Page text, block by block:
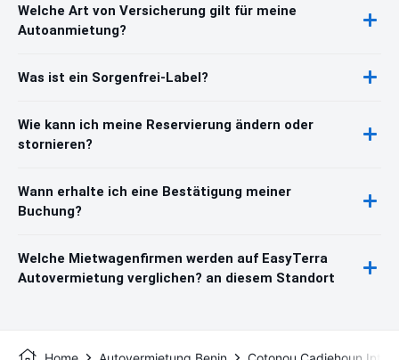
Welche Art von Versicherung gilt für meine
Autoanmietung?
Was ist ein Sorgenfrei-Label?
Wie kann ich meine Reservierung ändern oder
stornieren?
Wann erhalte ich eine Bestätigung meiner
Buchung?
Welche Mietwagenfirmen werden auf EasyTerra
Autovermietung verglichen? an diesem Standort